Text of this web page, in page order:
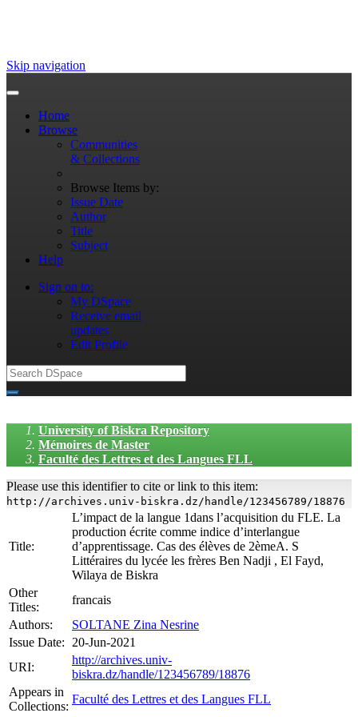
Skip navigation
Home
Browse
Communities
& Collections
Browse Items by:
Issue Date
Author
Title
Subject
Help
Sign on to:
My DSpace
Receive email
updates
Edit Profile
University of Biskra Repository
Mémoires de Master
Faculté des Lettres et des Langues FLL
Please use this identifier to cite or link to this item:
http://archives.univ-biskra.dz/handle/123456789/18876
Title:
L’impact de la langue 1dans l’acquisition du FLE. La
production écrite comme indice d’interlangue
d’apprentissage. Cas des élèves de 2èmeA. S
Littéraires du lycée les frères Ben Nadji , El Fayd,
Wilaya de Biskra
Other
Titles:
francais
Authors:
SOLTANE Zina Nesrine
Issue Date:
20-Jun-2021
URI:
http://archives.univ-
biskra.dz/handle/123456789/18876
Appears in
Collections:
Faculté des Lettres et des Langues FLL